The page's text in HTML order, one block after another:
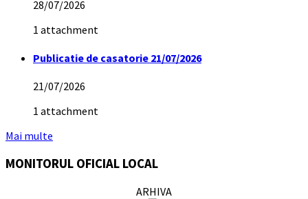
28/07/2026
1 attachment
Publicatie de casatorie 21/07/2026
21/07/2026
1 attachment
Mai multe
MONITORUL OFICIAL LOCAL
ARHIVA